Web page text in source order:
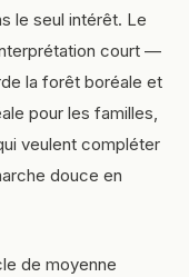
le seul intérêt. Le
court —
la forêt boréale et
pour les familles,
veulent compléter
douce en
de moyenne